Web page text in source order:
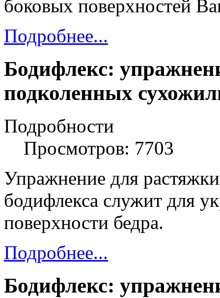
боковых поверхностей
Подробнее...
Бодифлекс:
подколенных
Подробности
Просмотров: 7703
Упражнение для
бодифлекса служит для
поверхности бедра.
Подробнее...
Бодифлекс: